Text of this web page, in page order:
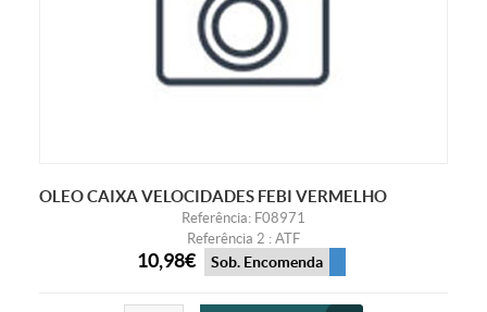
OLEO CAIXA VELOCIDADES FEBI VERMELHO
Referência: F08971
Referência 2 : ATF
10,98€ Sob. Encomenda